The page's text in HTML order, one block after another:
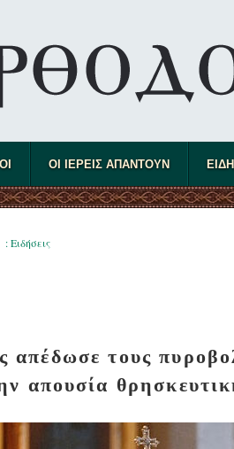
ΟΙ ΙΕΡΕΙΣ ΑΠΑΝΤΟΥΝ
: Ειδήσεις
τους
απουσία